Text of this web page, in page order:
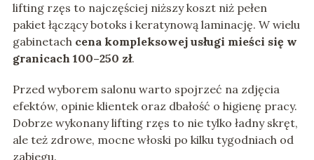
lifting rzęs to najczęściej niższy koszt niż pełen
pakiet łączący botoks i keratynową laminację. W wielu
gabinetach cena kompleksowej usługi mieści się w
granicach 100–250 zł.
Przed wyborem salonu warto spojrzeć na zdjęcia
efektów, opinie klientek oraz dbałość o higienę pracy.
Dobrze wykonany lifting rzęs to nie tylko ładny skręt,
ale też zdrowe, mocne włoski po kilku tygodniach od
zabiegu.